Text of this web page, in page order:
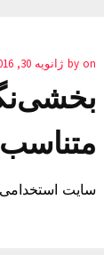
by on ژانویه 30, 2016
متناسب
سایت